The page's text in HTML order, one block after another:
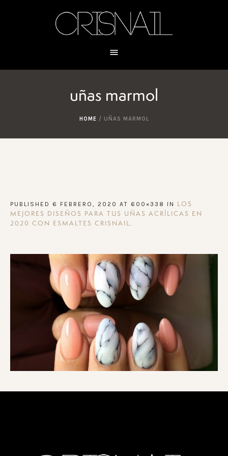
uñas marmol
HOME / UÑAS MARMOL
PUBLISHED 6 FEBRERO, 2020 AT 600×338 IN
LOS
MEJORES DISEÑOS PARA TUS UÑAS ACRÍLICAS EN
2020 CON ESMALTES CRISNAIL.